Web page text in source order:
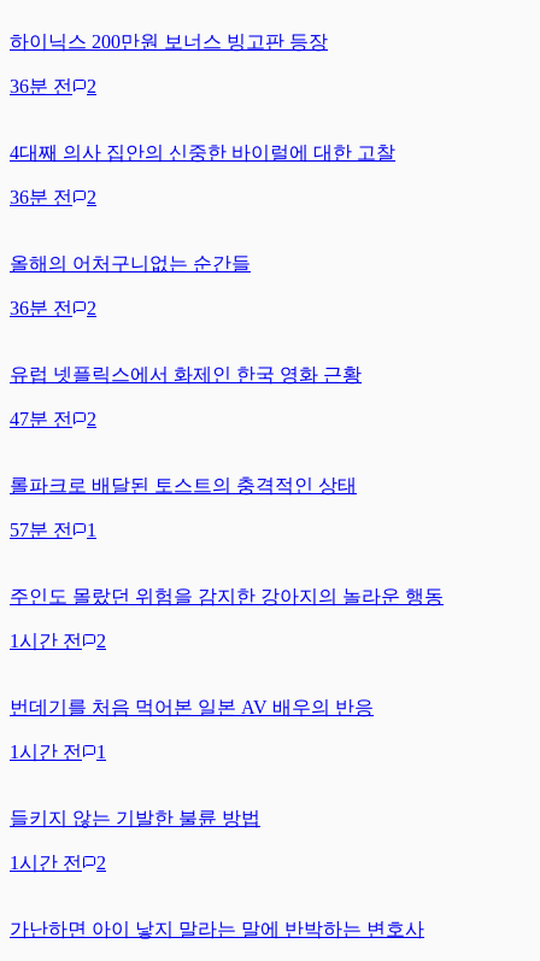
하이닉스 200만원 보너스 빙고판 등장
36분 전 2
4대째 의사 집안의 신중한 바이럴에 대한 고찰
36분 전 2
올해의 어처구니없는 순간들
36분 전 2
유럽 넷플릭스에서 화제인 한국 영화 근황
47분 전 2
롤파크로 배달된 토스트의 충격적인 상태
57분 전 1
주인도 몰랐던 위험을 감지한 강아지의 놀라운 행동
1시간 전 2
번데기를 처음 먹어본 일본 AV 배우의 반응
1시간 전 1
들키지 않는 기발한 불륜 방법
1시간 전 2
가난하면 아이 낳지 말라는 말에 반박하는 변호사